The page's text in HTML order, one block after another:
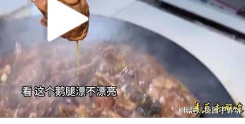
东航：国内客票提前14天免费退改
四川宜宾高县4.9级地震致1死
日本试射“战斧”导弹，国防部回应
百花奖开幕式 刘浩存独舞05:42